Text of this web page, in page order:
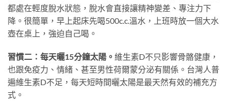
都處在輕度脫水狀態，脫水會直接讓精神變差、專注力下
降。很簡單，早上起床先喝500c.c.溫水，上班時放一個大水
壺在桌上，強迫自己喝。
習慣二：每天曬15分鐘太陽。 維生素D不只影響骨骼健康，
也跟免疫力、情緒、甚至男性荷爾蒙分泌有關係。台灣人普
遍維生素D不足，每天短時間曬太陽是最天然有效的補充方
式。